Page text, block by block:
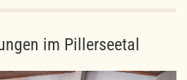
im Pillerseetal